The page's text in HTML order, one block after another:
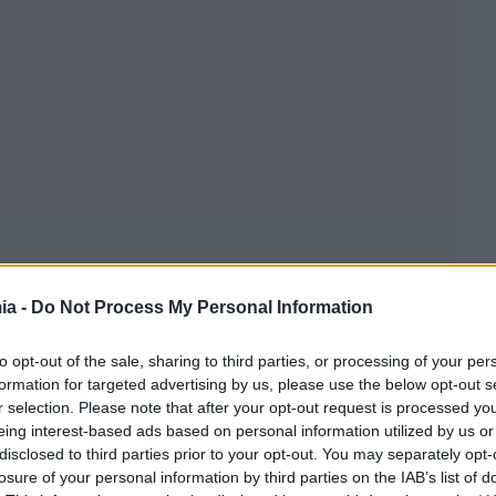
- Do Not Process My Personal Information
opt-out of the sale, sharing to third parties, or processing of your
for targeted advertising by us, please use the below opt-out
selection. Please note that after your opt-out request is processed
interest-based ads based on personal information utilized by us
to third parties prior to your opt-out. You may separately
of your personal information by third parties on the IAB’s list of
Κυριάκος Μητσοτάκης. Πρόκειται για την
της μονάδας
τους εκπροσώπους των τριών ενεργειακών
Πρόεδρο και Διευθύνοντα Σύμβουλο της ΔΕΗ,
Σύμβουλο της ΔΕΠΑ Εμπορίας κ.κ. Ιωάννη
τον Διευθύνοντα Σύμβουλο του Ομίλου